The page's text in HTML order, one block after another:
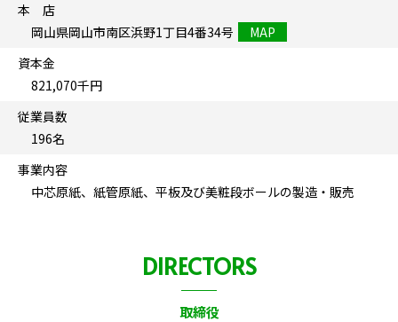
本 店
岡山県岡山市南区浜野1丁目4番34号
MAP
資本金
821,070千円
従業員数
196名
事業内容
中芯原紙、紙管原紙、平板及び美粧段ボールの製造・販売
DIRECTORS
取締役